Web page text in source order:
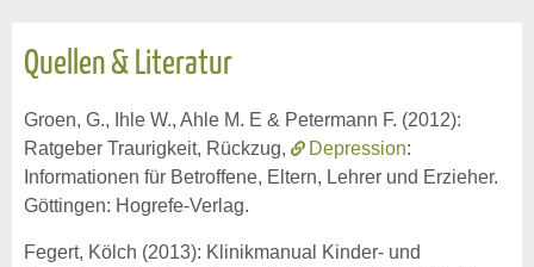
Quellen & Literatur
Groen, G., Ihle W., Ahle M. E & Petermann F. (2012):
Ratgeber Traurigkeit, Rückzug,
Depression:
Informationen für Betroffene, Eltern, Lehrer und Erzieher.
Göttingen: Hogrefe-Verlag.
Fegert, Kölch (2013): Klinikmanual Kinder- und